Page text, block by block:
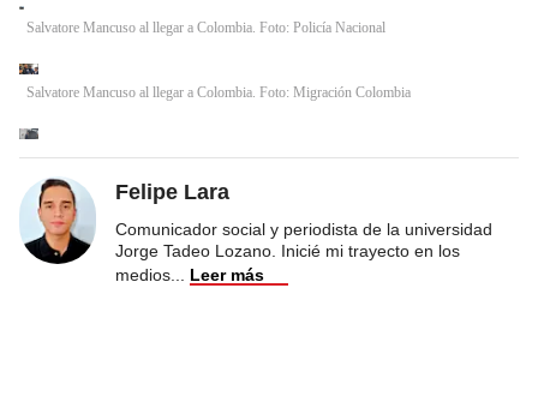
Salvatore Mancuso al llegar a Colombia. Foto: Policía Nacional
Salvatore Mancuso al llegar a Colombia. Foto: Migración Colombia
Felipe Lara
Comunicador social y periodista de la universidad
Jorge Tadeo Lozano. Inicié mi trayecto en los
medios
Leer más